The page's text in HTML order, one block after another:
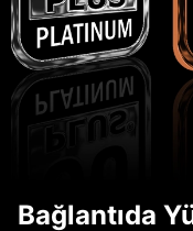
Bağlantıda